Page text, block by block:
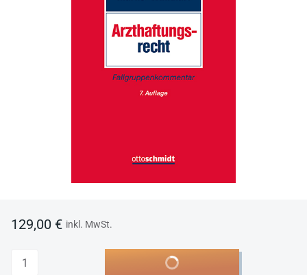
129,00 € inkl. MwSt.
Anzahl In den Warenkorb